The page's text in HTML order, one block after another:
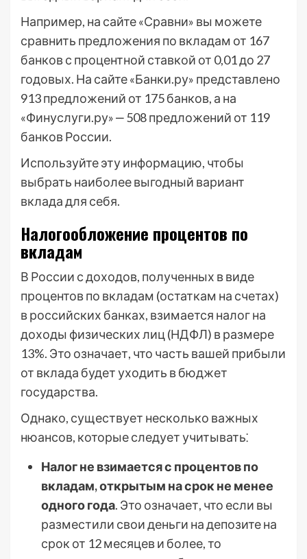
Например, на сайте «Сравни» вы можете
сравнить предложения по вкладам от 167
банков с процентной ставкой от 0,01 до 27
годовых. На сайте «Банки.ру» представлено
913 предложений от 175 банков, а на
«Финуслуги.ру» ‒ 508 предложений от 119
банков России.
Используйте эту информацию, чтобы
выбрать наиболее выгодный вариант
вклада для себя.
Налогообложение процентов по
вкладам
В России с доходов, полученных в виде
процентов по вкладам (остаткам на счетах)
в российских банках, взимается налог на
доходы физических лиц (НДФЛ) в размере
13%. Это означает, что часть вашей прибыли
от вклада будет уходить в бюджет
государства.
Однако, существует несколько важных
нюансов, которые следует учитывать⁚
Налог не взимается с процентов по
вкладам, открытым на срок не менее
одного года. Это означает, что если вы
разместили свои деньги на депозите на
срок от 12 месяцев и более, то